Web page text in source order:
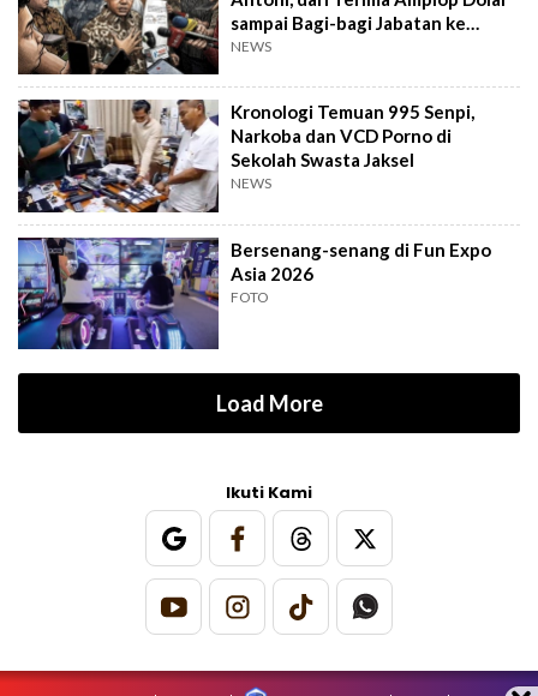
sampai Bagi-bagi Jabatan ke
Kader PSI
NEWS
Kronologi Temuan 995 Senpi,
Narkoba dan VCD Porno di
Sekolah Swasta Jaksel
NEWS
Bersenang-senang di Fun Expo
Asia 2026
FOTO
Load More
Ikuti Kami